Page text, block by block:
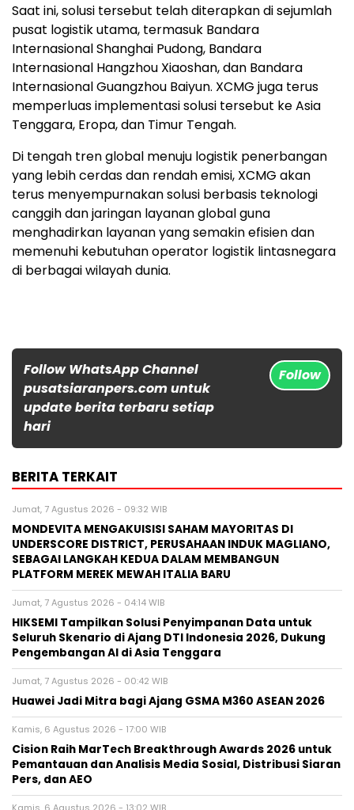
Saat ini, solusi tersebut telah diterapkan di sejumlah
pusat logistik utama, termasuk Bandara
Internasional Shanghai Pudong, Bandara
Internasional Hangzhou Xiaoshan, dan Bandara
Internasional Guangzhou Baiyun. XCMG juga terus
memperluas implementasi solusi tersebut ke Asia
Tenggara, Eropa, dan Timur Tengah.
Di tengah tren global menuju logistik penerbangan
yang lebih cerdas dan rendah emisi, XCMG akan
terus menyempurnakan solusi berbasis teknologi
canggih dan jaringan layanan global guna
menghadirkan layanan yang semakin efisien dan
memenuhi kebutuhan operator logistik lintasnegara
di berbagai wilayah dunia.
Follow WhatsApp Channel
pusatsiaranpers.com untuk
update berita terbaru setiap
hari
Follow
BERITA TERKAIT
Jumat, 7 Agustus 2026 - 09:32 WIB
MONDEVITA MENGAKUISISI SAHAM MAYORITAS DI
UNDERSCORE DISTRICT, PERUSAHAAN INDUK MAGLIANO,
SEBAGAI LANGKAH KEDUA DALAM MEMBANGUN
PLATFORM MEREK MEWAH ITALIA BARU
Jumat, 7 Agustus 2026 - 04:14 WIB
HIKSEMI Tampilkan Solusi Penyimpanan Data untuk
Seluruh Skenario di Ajang DTI Indonesia 2026, Dukung
Pengembangan AI di Asia Tenggara
Jumat, 7 Agustus 2026 - 00:42 WIB
Huawei Jadi Mitra bagi Ajang GSMA M360 ASEAN 2026
Kamis, 6 Agustus 2026 - 17:00 WIB
Cision Raih MarTech Breakthrough Awards 2026 untuk
Pemantauan dan Analisis Media Sosial, Distribusi Siaran
Pers, dan AEO